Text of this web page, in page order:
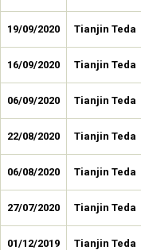
19/09/2020 Tianjin Teda
16/09/2020 Tianjin Teda
06/09/2020 Tianjin Teda
22/08/2020 Tianjin Teda
06/08/2020 Tianjin Teda
27/07/2020 Tianjin Teda
01/12/2019 Tianjin Teda